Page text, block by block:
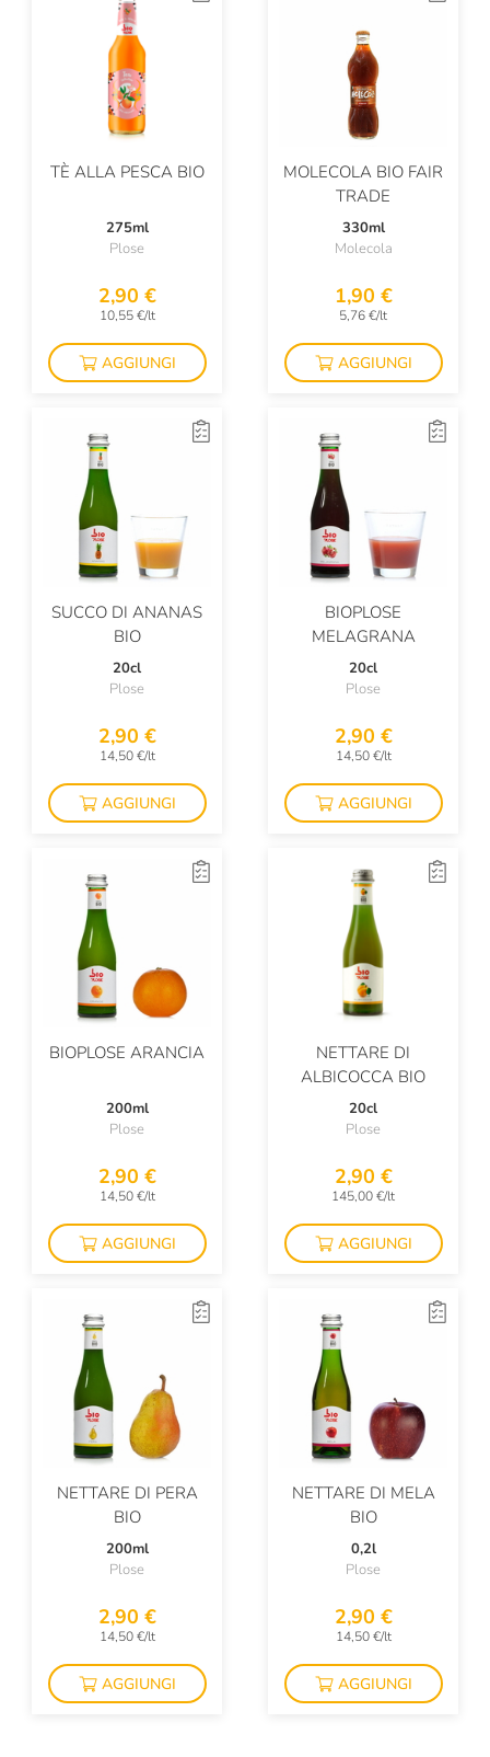
TÈ ALLA PESCA BIO
275ml
Plose
2,90 €
10,55 €/lt
AGGIUNGI
MOLECOLA BIO FAIR
TRADE
330ml
Molecola
1,90 €
5,76 €/lt
AGGIUNGI
SUCCO DI ANANAS
BIO
20cl
Plose
2,90 €
14,50 €/lt
AGGIUNGI
BIOPLOSE
MELAGRANA
20cl
Plose
2,90 €
14,50 €/lt
AGGIUNGI
BIOPLOSE ARANCIA
200ml
Plose
2,90 €
14,50 €/lt
AGGIUNGI
NETTARE DI
ALBICOCCA BIO
20cl
Plose
2,90 €
145,00 €/lt
AGGIUNGI
NETTARE DI PERA
BIO
200ml
Plose
2,90 €
14,50 €/lt
AGGIUNGI
NETTARE DI MELA
BIO
0,2l
Plose
2,90 €
14,50 €/lt
AGGIUNGI